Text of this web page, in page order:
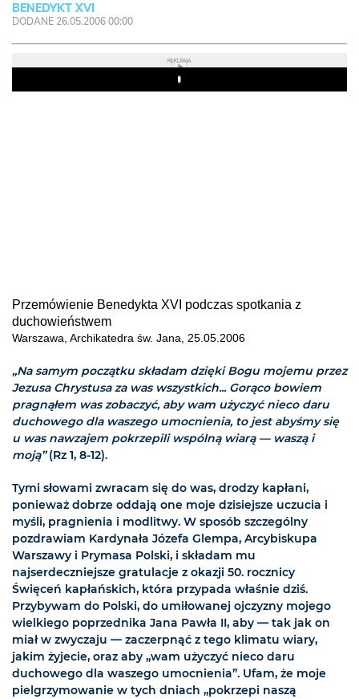
BENEDYKT XVI
DODANE 26.05.2006 00:00
REKLAMA
Play
Przemówienie Benedykta XVI podczas spotkania z
duchowieństwem
Warszawa, Archikatedra św. Jana, 25.05.2006
„Na samym początku składam dzięki Bogu mojemu przez
Jezusa Chrystusa za was wszystkich... Gorąco bowiem
pragnąłem was zobaczyć, aby wam użyczyć nieco daru
duchowego dla waszego umocnienia, to jest abyśmy się
u was nawzajem pokrzepili wspólną wiarą — waszą i
moją”(Rz 1, 8-12).
Tymi słowami zwracam się do was, drodzy kapłani,
ponieważ dobrze oddają one moje dzisiejsze uczucia i
myśli, pragnienia i modlitwy. W sposób szczególny
pozdrawiam Kardynała Józefa Glempa, Arcybiskupa
Warszawy i Prymasa Polski, i składam mu
najserdeczniejsze gratulacje z okazji 50. rocznicy
Święceń kapłańskich, która przypada właśnie dziś.
Przybywam do Polski, do umiłowanej ojczyzny mojego
wielkiego poprzednika Jana Pawła II, aby — tak jak on
miał w zwyczaju — zaczerpnąć z tego klimatu wiary,
jakim żyjecie, oraz aby „wam użyczyć nieco daru
duchowego dla waszego umocnienia”. Ufam, że moje
pielgrzymowanie w tych dniach „pokrzepi naszą